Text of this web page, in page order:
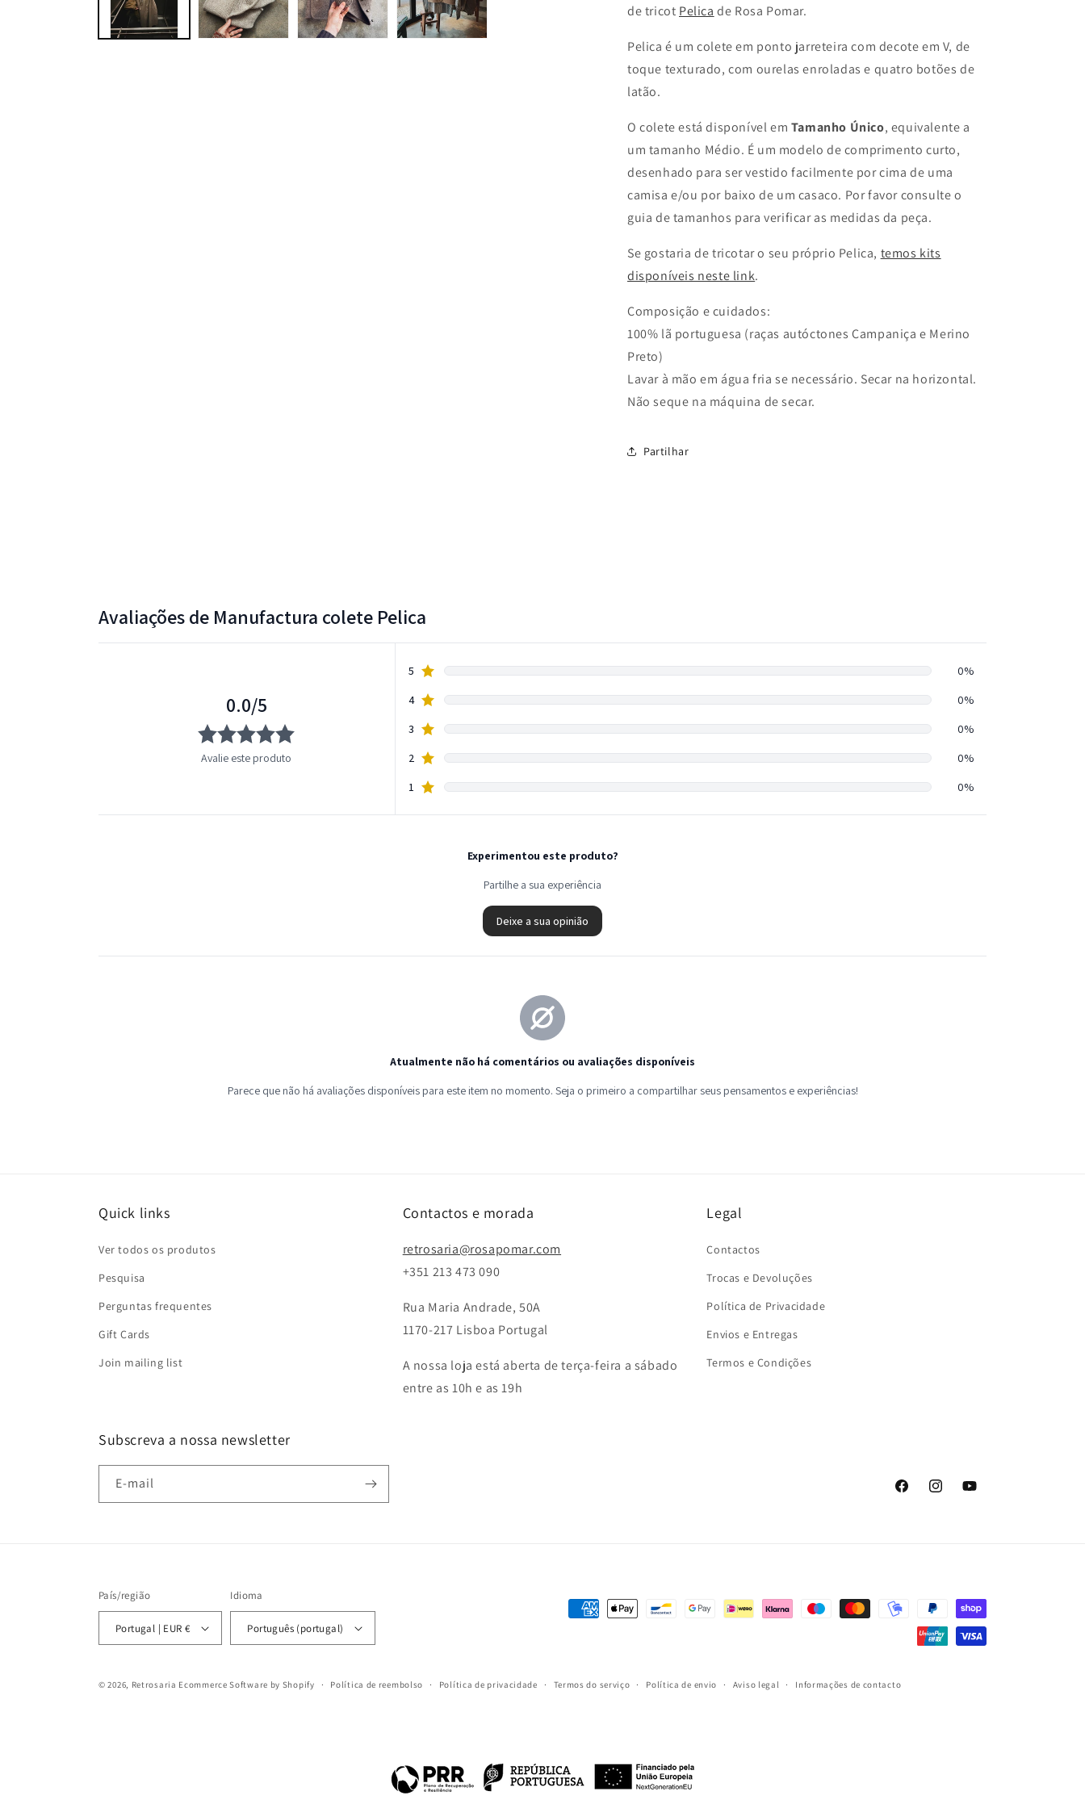
de tricot Pelica de Rosa Pomar.
Pelica é um colete em ponto jarreteira com decote em V, de
toque texturado, com ourelas enroladas e quatro botões de
latão.
O colete está disponível em Tamanho Único, equivalente a
um tamanho Médio. É um modelo de comprimento curto,
desenhado para ser vestido facilmente por cima de uma
camisa e/ou por baixo de um casaco. Por favor consulte o
guia de tamanhos para verificar as medidas da peça.
Se gostaria de tricotar o seu próprio Pelica, temos kits
disponíveis neste link.
Composição e cuidados:
100% lã portuguesa (raças autóctones Campaniça e Merino
Preto)
Lavar à mão em água fria se necessário. Secar na horizontal.
Não seque na máquina de secar.
Partilhar
Quick links
Ver todos os produtos
Pesquisa
Perguntas frequentes
Gift Cards
Join mailing list
Contactos e morada
retrosaria@rosapomar.com
+351 213 473 090
Rua Maria Andrade, 50A
1170-217 Lisboa Portugal
A nossa loja está aberta de terça-feira a sábado
entre as 10h e as 19h
Legal
Contactos
Trocas e Devoluções
Política de Privacidade
Envios e Entregas
Termos e Condições
Subscreva a nossa newsletter
E-mail
FacebookInstagramYouTube
País/região
Portugal | EUR €
Idioma
Português (portugal)
Métodos
© 2026, Retrosaria Ecommerce Software by Shopify Política de reembolso Política de privacidade Termos do serviço Política de envio Aviso legal Informações de contacto